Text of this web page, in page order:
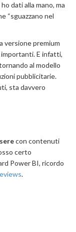
dati alla mano, ma
“sguazzano nel
versione premium
E infatti,
al modello
pubblicitarie.
sta davvero
con contenuti
certo
Power BI, ricordo
.